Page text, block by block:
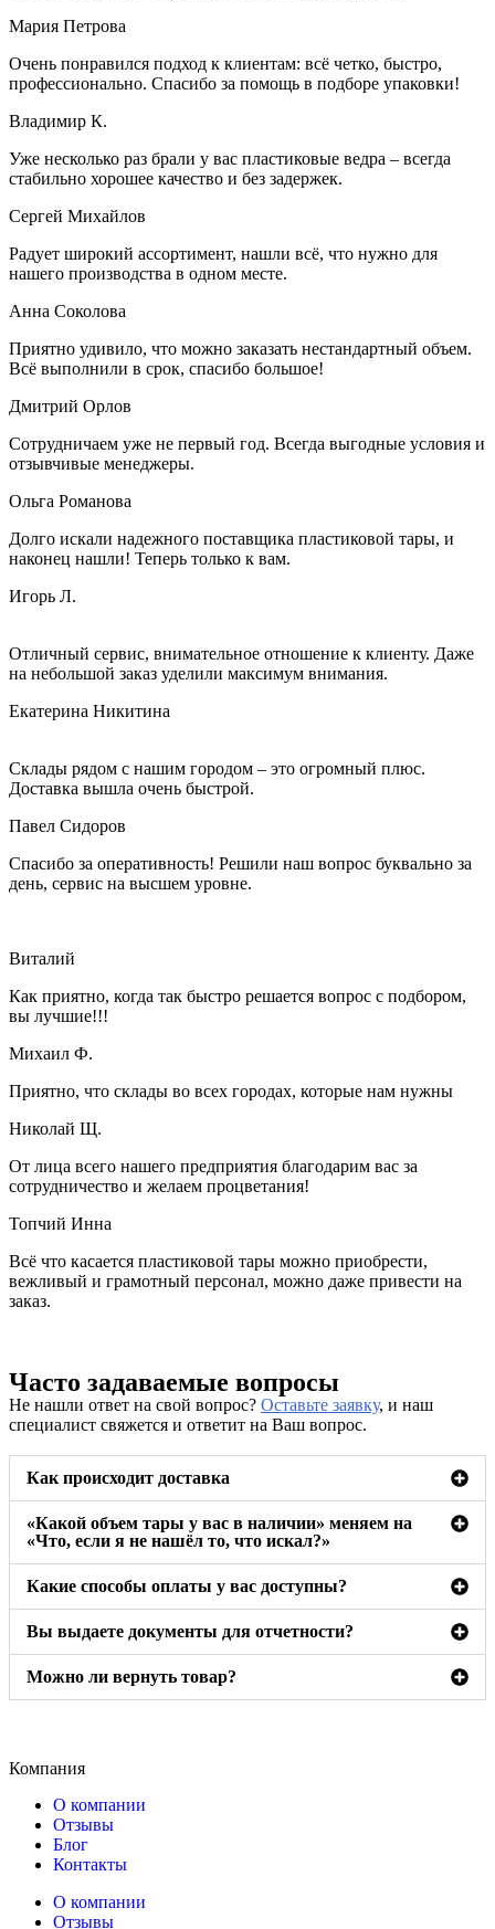
Мария Петрова
Очень понравился подход к клиентам: всё четко, быстро,
профессионально. Спасибо за помощь в подборе упаковки!
Владимир К.
Уже несколько раз брали у вас пластиковые ведра – всегда
стабильно хорошее качество и без задержек.
Сергей Михайлов
Радует широкий ассортимент, нашли всё, что нужно для
нашего производства в одном месте.
Анна Соколова
Приятно удивило, что можно заказать нестандартный объем.
Всё выполнили в срок, спасибо большое!
Дмитрий Орлов
Сотрудничаем уже не первый год. Всегда выгодные условия и
отзывчивые менеджеры.
Ольга Романова
Долго искали надежного поставщика пластиковой тары, и
наконец нашли! Теперь только к вам.
Игорь Л.
Отличный сервис, внимательное отношение к клиенту. Даже
на небольшой заказ уделили максимум внимания.
Екатерина Никитина
Склады рядом с нашим городом – это огромный плюс.
Доставка вышла очень быстрой.
Павел Сидоров
Спасибо за оперативность! Решили наш вопрос буквально за
день, сервис на высшем уровне.
Виталий
Как приятно, когда так быстро решается вопрос с подбором,
вы лучшие!!!
Михаил Ф.
Приятно, что склады во всех городах, которые нам нужны
Николай Щ.
От лица всего нашего предприятия благодарим вас за
сотрудничество и желаем процветания!
Топчий Инна
Всё что касается пластиковой тары можно приобрести,
вежливый и грамотный персонал, можно даже привести на
заказ.
Часто задаваемые вопросы
Не нашли ответ на свой вопрос? Оставьте заявку, и наш
специалист свяжется и ответит на Ваш вопрос.
Как происходит доставка
«Какой объем тары у вас в наличии» меняем на
«Что, если я не нашёл то, что искал?»
Какие способы оплаты у вас доступны?
Вы выдаете документы для отчетности?
Можно ли вернуть товар?
Компания
О компании
Отзывы
Блог
Контакты
О компании
Отзывы